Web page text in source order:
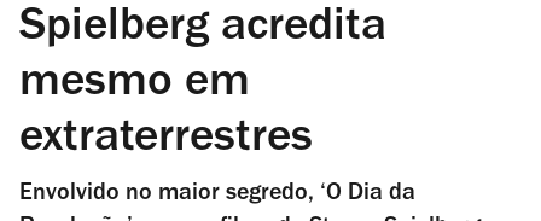
Spielberg acredita
mesmo em
extraterrestres
Envolvido no maior segredo, ‘O Dia da